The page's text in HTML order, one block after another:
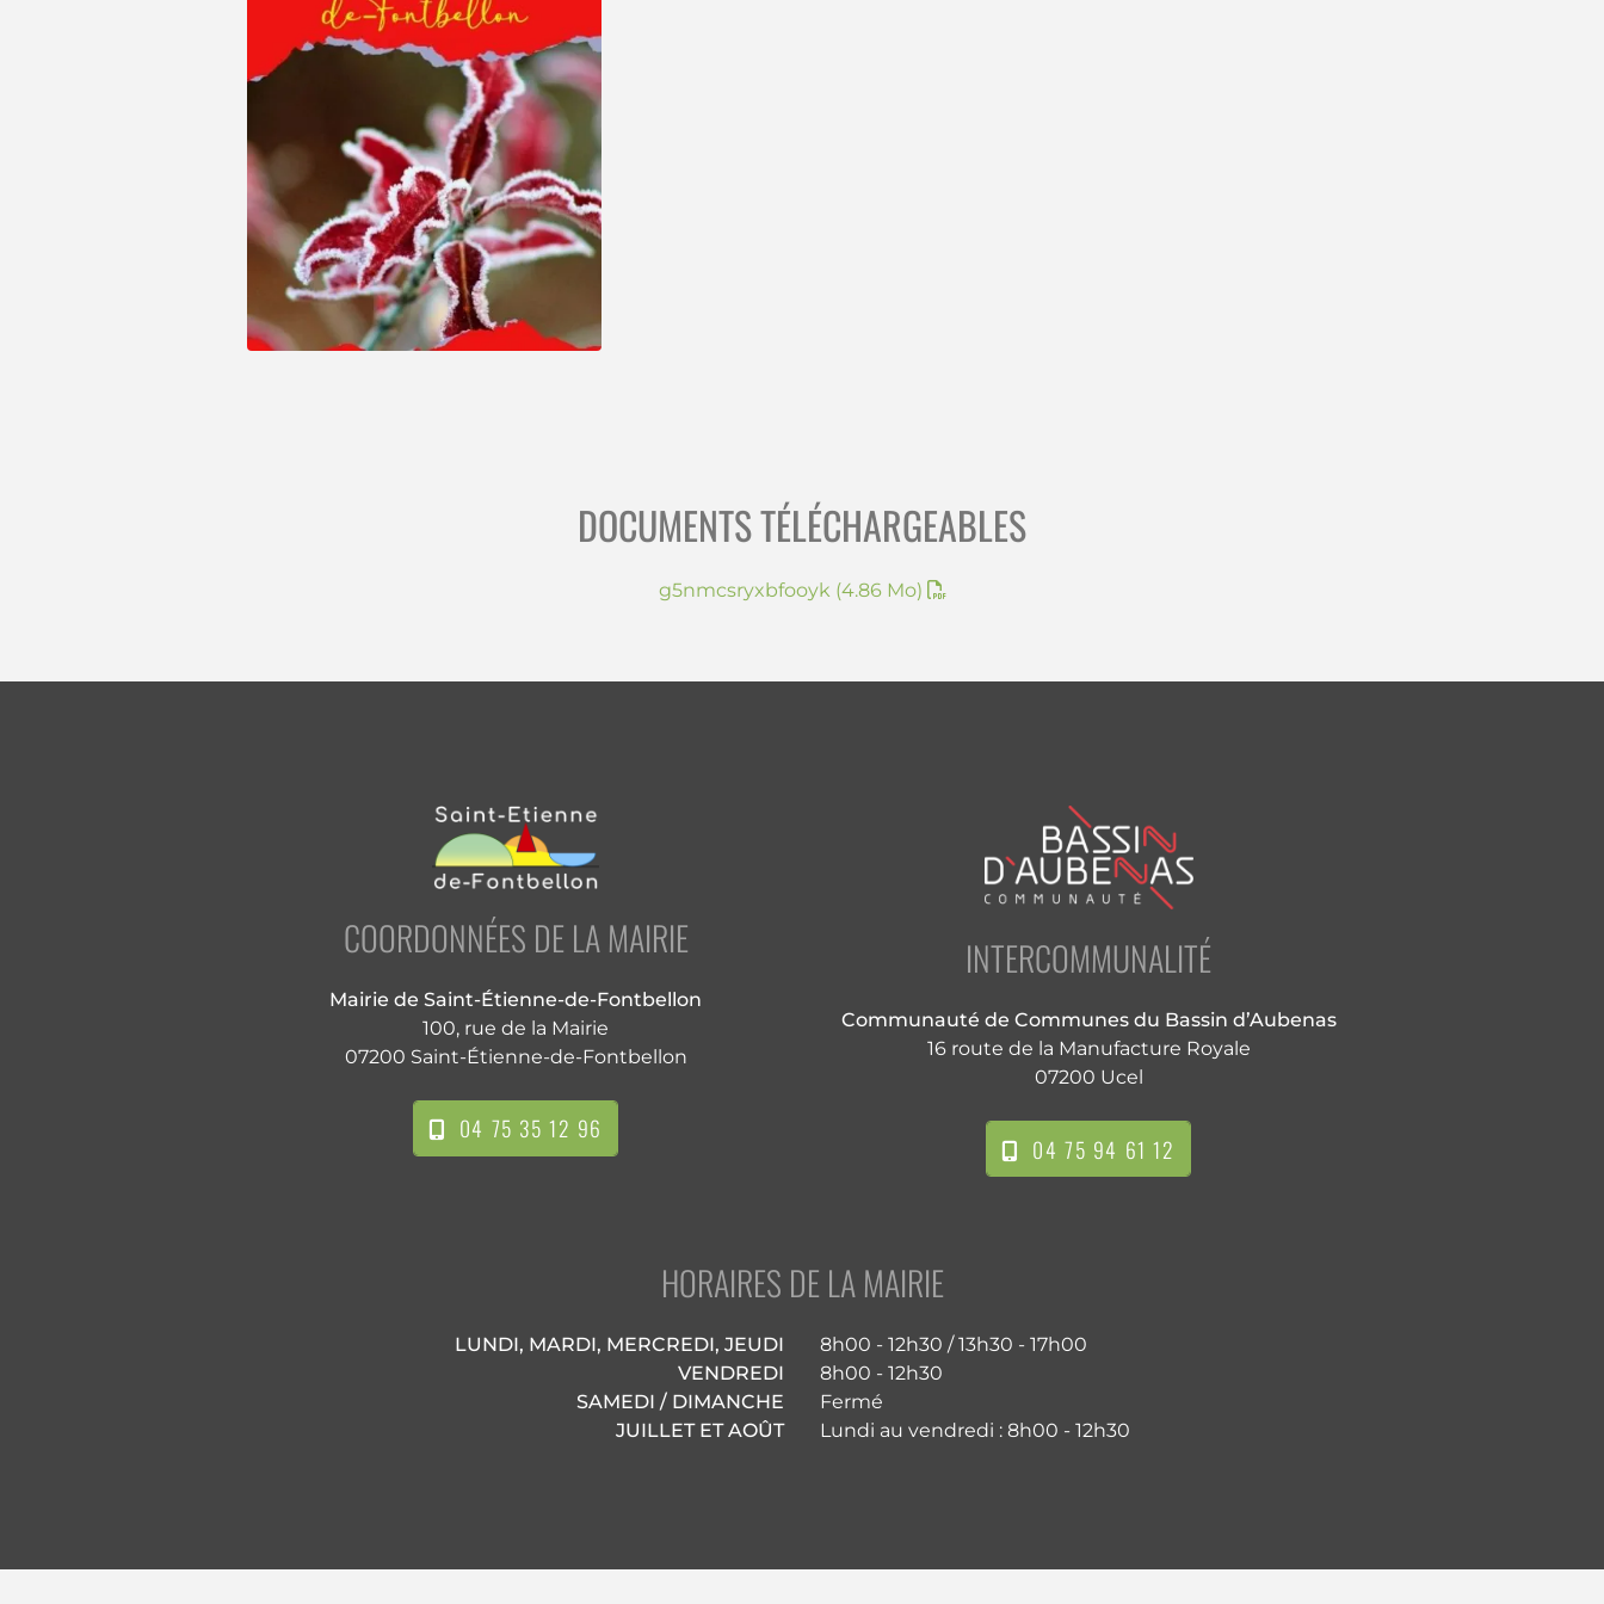
DOCUMENTS TÉLÉCHARGEABLES
g5nmcsryxbfooyk (4.86 Mo)
COORDONNÉES DE LA MAIRIE
Mairie de Saint-Étienne-de-Fontbellon
100, rue de la Mairie
07200 Saint-Étienne-de-Fontbellon
04 75 35 12 96
INTERCOMMUNALITÉ
Communauté de Communes du Bassin d’Aubenas
16 route de la Manufacture Royale
07200 Ucel
04 75 94 61 12
HORAIRES DE LA MAIRIE
LUNDI, MARDI, MERCREDI, JEUDI
8h00 - 12h30 / 13h30 - 17h00
VENDREDI
8h00 - 12h30
SAMEDI / DIMANCHE
Fermé
JUILLET ET AOÛT
Lundi au vendredi : 8h00 - 12h30